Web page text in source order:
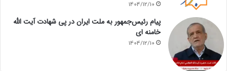
1404/12/10
پیام رئیس‌جمهور به ملت ایران در پی شهادت آیت الله
خامنه ای
1404/12/10